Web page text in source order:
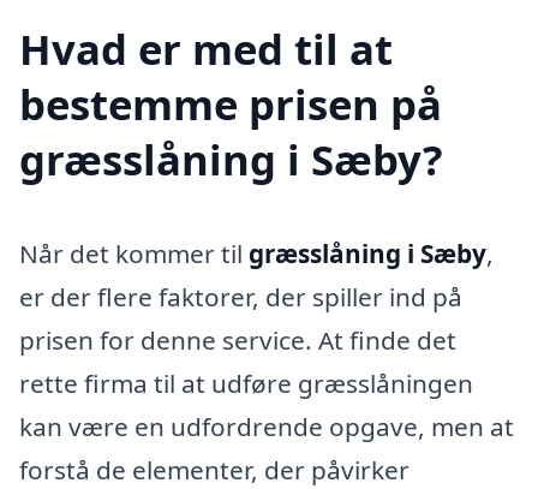
Hvad er med til at
bestemme prisen på
græsslåning i Sæby?
Når det kommer til græsslåning i Sæby,
er der flere faktorer, der spiller ind på
prisen for denne service. At finde det
rette firma til at udføre græsslåningen
kan være en udfordrende opgave, men at
forstå de elementer, der påvirker